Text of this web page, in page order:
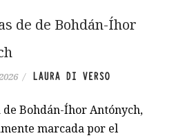
de de Bohdán-Íhor
/ LAURA DI VERSO
de Bohdán-Íhor Antónych,
marcada por el